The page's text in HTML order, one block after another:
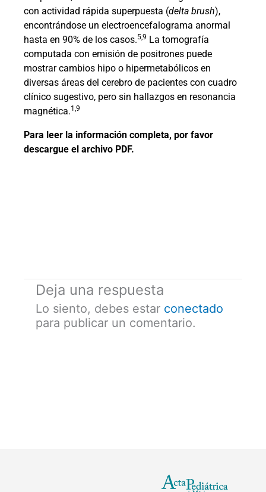
con actividad rápida superpuesta (delta brush),
encontrándose un electroencefalograma anormal
hasta en 90% de los casos.5,9 La tomografía
computada con emisión de positrones puede
mostrar cambios hipo o hipermetabólicos en
diversas áreas del cerebro de pacientes con cuadro
clínico sugestivo, pero sin hallazgos en resonancia
magnética.1,9
Para leer la información completa, por favor
descargue el archivo PDF.
Deja una respuesta
Lo siento, debes estar conectado
para publicar un comentario.